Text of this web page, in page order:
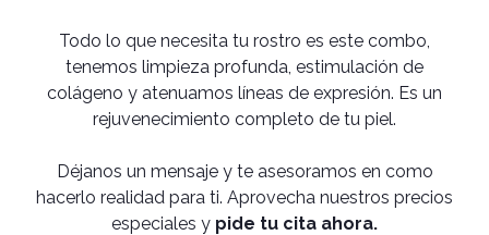
Todo lo que necesita tu rostro es este combo,
tenemos limpieza profunda, estimulación de
colágeno y atenuamos líneas de expresión. Es un
rejuvenecimiento completo de tu piel.
Déjanos un mensaje y te asesoramos en como
hacerlo realidad para ti. Aprovecha nuestros precios
especiales y pide tu cita ahora.